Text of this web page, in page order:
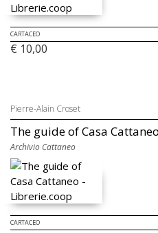
CARTACEO
€ 10,00
Pierre-Alain Croset
The guide of Casa Cattaneo
Archivio Cattaneo
CARTACEO